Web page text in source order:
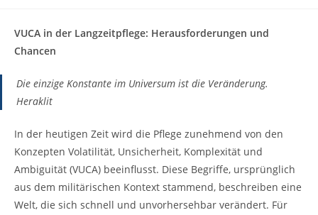
VUCA in der Langzeitpflege: Herausforderungen und
Chancen
Die einzige Konstante im Universum ist die Veränderung.
Heraklit
In der heutigen Zeit wird die Pflege zunehmend von den
Konzepten Volatilität, Unsicherheit, Komplexität und
Ambiguität (VUCA) beeinflusst. Diese Begriffe, ursprünglich
aus dem militärischen Kontext stammend, beschreiben eine
Welt, die sich schnell und unvorhersehbar verändert. Für